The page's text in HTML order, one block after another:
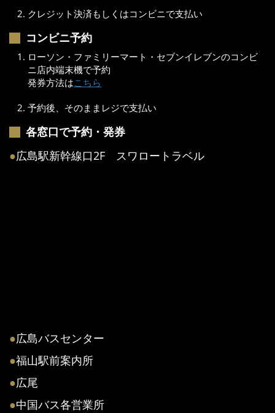
クレジット決済もしくはコンビニで支払い
コンビニ予約
ローソン・ファミリーマート・セブンイレブンのコンビ
ニ店内端末機で予約
発券方法はこちら
予約後、そのままレジで支払い
各窓口で予約・発券
●広島駅新幹線口2F スワロートラベル
●広島バスセンター
●福山駅前案内所
●広尾
●中国バス各営業所